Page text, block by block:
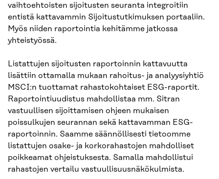
vaihtoehtoisten sijoitusten seuranta integroitiin
entistä kattavammin Sijoitustutkimuksen portaaliin.
Myös niiden raportointia kehitämme jatkossa
yhteistyössä.
Listattujen sijoitusten raportoinnin kattavuutta
lisättiin ottamalla mukaan rahoitus- ja analyysiyhtiö
MSCI:n tuottamat rahastokohtaiset ESG-raportit.
Raportointiuudistus mahdollistaa mm. Sitran
vastuullisen sijoittamisen ohjeen mukaisen
poissulkujen seurannan sekä kattavamman ESG-
raportoinnin. Saamme säännöllisesti tietoomme
listattujen osake- ja korkorahastojen mahdolliset
poikkeamat ohjeistuksesta. Samalla mahdollistui
rahastojen vertailu vastuullisuusnäkökulmista.